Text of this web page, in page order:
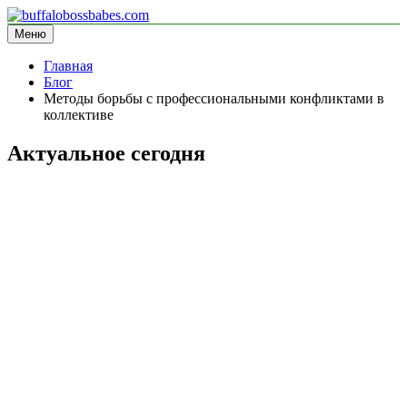
Перейти
к
содержимому
buffalobossbabes.com
информационный сайт
Меню
Главная
Блог
Методы борьбы с профессиональными конфликтами в
коллективе
Актуальное сегодня